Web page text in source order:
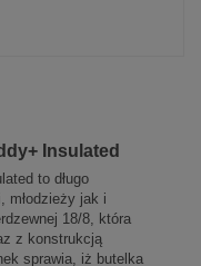
Insulated
to długo
młodzieży jak i
18/8, która
z konstrukcją
sprawia, iż butelka